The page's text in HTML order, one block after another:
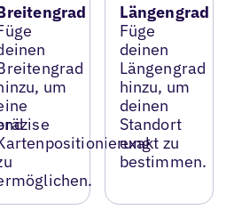
um
Längengrad
Füge
deinen
Längengrad
hinzu, um
deinen
Standort
exakt zu
bestimmen.